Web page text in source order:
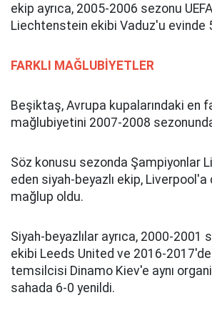
ekip ayrıca, 2005-2006 sezonu
Liechtenstein ekibi Vaduz'u evinde
FARKLI MAĞLUBİYETLER
Beşiktaş, Avrupa kupalarındaki en
mağlubiyetini 2007-2008
Söz konusu sezonda Şampiyonlar
eden siyah-beyazlı ekip,
mağlup oldu.
Siyah-beyazlılar ayrıca, 2000-2001
ekibi Leeds United ve 2016-
temsilcisi Dinamo Kiev'e aynı
sahada 6-0 yenildi.